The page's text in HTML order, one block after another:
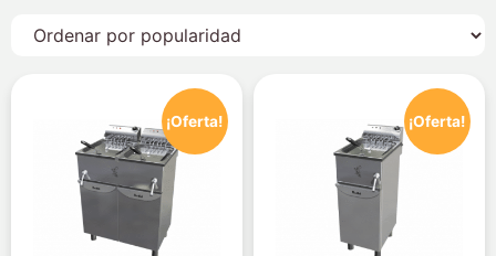
¡Oferta! ¡Oferta!